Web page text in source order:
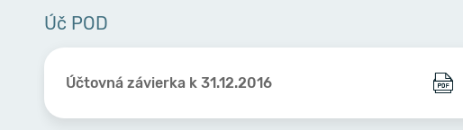
Úč POD
Účtovná závierka k 31.12.2016